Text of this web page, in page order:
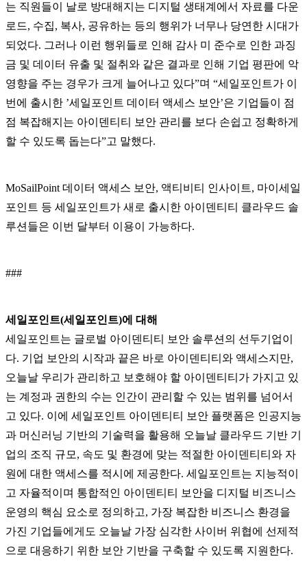
는 직원들이 날로 방대해지는 디지털 생태계에서 자료를 다운
로드, 수집, 복사, 공유하는 등의 행위가 너무나 당연한 시대가
되었다. 그러나 이런 행위들로 인해 감사 미 준수로 인한 과징
금 및 데이터 유출 및 절취와 같은 결과로 인해 기업 평판에 악
영향을 주는 경우가 크게 늘어나고 있다”며 “세일포인트가 이
번에 출시한 ’세일포인트 데이터 액세스 보안’은 기업들이 점
점 복잡해지는 아이덴티티 보안 관리를 보다 손쉽고 정확하게
할 수 있도록 돕는다”고 말했다.
MoSailPoint 데이터 액세스 보안, 액티비티 인사이트, 마이세일
포인트 등 세일포인트가 새로 출시한 아이덴티티 클라우드 솔
루션들은 이번 달부터 이용이 가능하다.
###
세일포인트(세일포인트)에 대해
세일포인트는 글로벌 아이덴티티 보안 솔루션의 선두기업이
다. 기업 보안의 시작과 끝은 바로 아이덴티티와 액세스지만,
오늘날 우리가 관리하고 보호해야 할 아이덴티티가 가지고 있
는 계정과 권한의 수는 인간이 관리할 수 있는 범위를 넘어서
고 있다. 이에 세일포인트 아이덴티티 보안 플랫폼은 인공지능
과 머신러닝 기반의 기술력을 활용해 오늘날 클라우드 기반 기
업의 조직 규모, 속도 및 환경에 맞는 적절한 아이덴티티와 자
원에 대한 액세스를 적시에 제공한다. 세일포인트는 지능적이
고 자율적이며 통합적인 아이덴티티 보안을 디지털 비즈니스
운영의 핵심 요소로 정의하고, 가장 복잡한 비즈니스 환경을
가진 기업들에게도 오늘날 가장 심각한 사이버 위협에 선제적
으로 대응하기 위한 보안 기반을 구축할 수 있도록 지원한다.